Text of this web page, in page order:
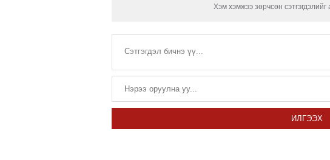
Хэм хэмжээ зөрчсөн сэтгэгдэлийг
ИЛГЭЭХ